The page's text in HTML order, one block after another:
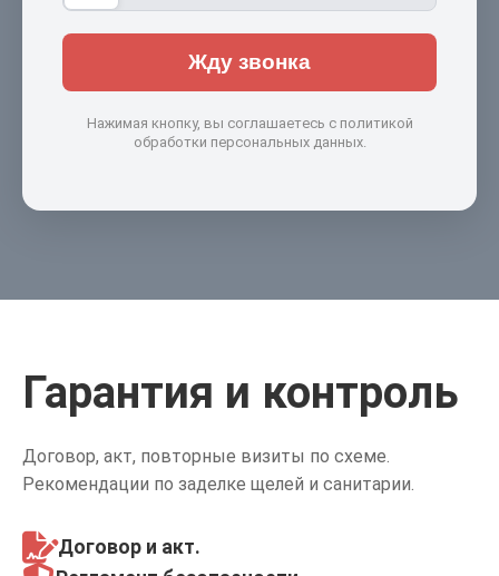
Жду звонка
Нажимая кнопку, вы соглашаетесь с политикой
обработки персональных данных.
Гарантия и контроль
Договор, акт, повторные визиты по схеме.
Рекомендации по заделке щелей и санитарии.
Договор и акт.